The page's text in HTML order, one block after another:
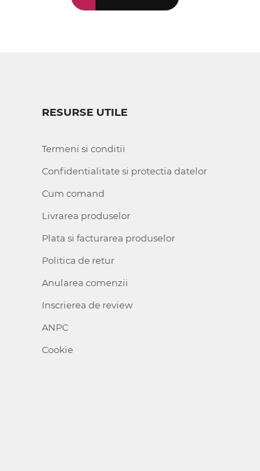
RESURSE UTILE
Termeni si conditii
Confidentialitate si protectia datelor
Cum comand
Livrarea produselor
Plata si facturarea produselor
Politica de retur
Anularea comenzii
Inscrierea de review
ANPC
Cookie